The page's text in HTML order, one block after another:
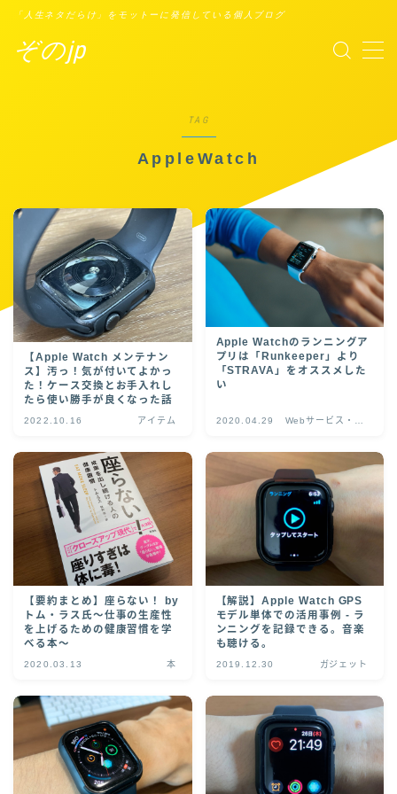
ぞのjp
「人生ネタだらけ」をモットーに発信している個人ブログ
MENU
タスクシュート時間術
ブックレビュー
TAG
AppleWatch
【Apple Watch メンテナン
ス】汚っ！気が付いてよかっ
た！ケース交換とお手入れし
たら使い勝手が良くなった話
2022.10.16 アイテム
Apple Watchのランニングア
プリは「Runkeeper」より
「STRAVA」をオススメした
い
2020.04.29
Webサービス・ア
【要約まとめ】座らない！ by
トム・ラス氏〜仕事の生産性
を上げるための健康習慣を学
べる本〜
2020.03.13 本
【解説】Apple Watch GPS
モデル単体での活用事例 - ラ
ンニングを記録できる。音楽
も聴ける。
2019.12.30 ガジェット